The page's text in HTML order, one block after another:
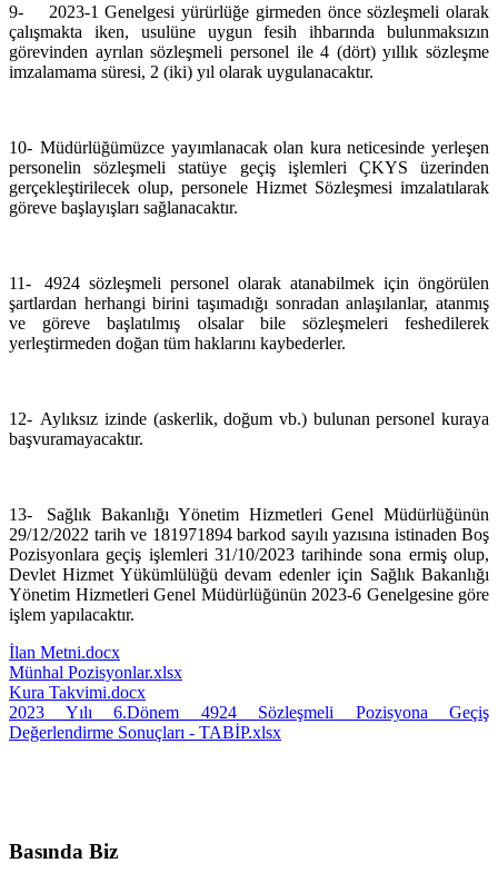
9-
2023-1 Genelgesi yürürlüğe girmeden önce sözleşmeli olarak
çalışmakta iken, usulüne uygun fesih ihbarında bulunmaksızın
görevinden ayrılan sözleşmeli personel ile 4 (dört) yıllık sözleşme
imzalamama süresi, 2 (iki) yıl olarak uygulanacaktır.
10- Müdürlüğümüzce yayımlanacak olan kura neticesinde yerleşen
personelin sözleşmeli statüye geçiş işlemleri ÇKYS üzerinden
gerçekleştirilecek olup, personele Hizmet Sözleşmesi imzalatılarak
göreve başlayışları sağlanacaktır.
11-
4924 sözleşmeli personel olarak atanabilmek için öngörülen
şartlardan herhangi birini taşımadığı sonradan anlaşılanlar, atanmış
ve göreve başlatılmış olsalar bile sözleşmeleri feshedilerek
yerleştirmeden doğan tüm haklarını kaybederler.
12- Aylıksız izinde (askerlik, doğum vb.) bulunan personel kuraya
başvuramayacaktır.
13-
Sağlık Bakanlığı Yönetim Hizmetleri Genel Müdürlüğünün
29/12/2022 tarih ve 181971894 barkod sayılı yazısına istinaden Boş
Pozisyonlara geçiş işlemleri 31/10/2023 tarihinde sona ermiş olup,
Devlet Hizmet Yükümlülüğü devam edenler için Sağlık Bakanlığı
Yönetim Hizmetleri Genel Müdürlüğünün 2023-6 Genelgesine göre
işlem yapılacaktır.
İlan Metni.docx
Münhal Pozisyonlar.xlsx
Kura Takvimi.docx
2023 Yılı 6.Dönem 4924 Sözleşmeli Pozisyona Geçiş
Değerlendirme Sonuçları - TABİP.xlsx
Basında Biz